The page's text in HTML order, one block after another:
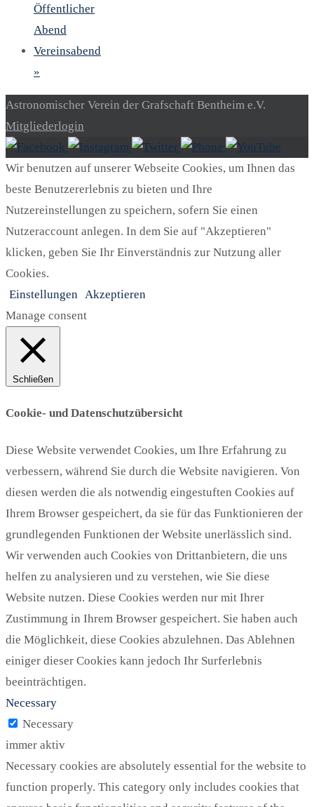
Öffentlicher
Abend
Vereinsabend
»
Astronomischer Verein der Grafschaft Bentheim e.V.
Mitgliederlogin
Wir benutzen auf unserer Webseite Cookies, um Ihnen das
beste Benutzererlebnis zu bieten und Ihre
Nutzereinstellungen zu speichern, sofern Sie einen
Nutzeraccount anlegen. In dem Sie auf "Akzeptieren"
klicken, geben Sie Ihr Einverständnis zur Nutzung aller
Cookies.
Einstellungen Akzeptieren
Manage consent
Schließen
Cookie- und Datenschutzübersicht
Diese Website verwendet Cookies, um Ihre Erfahrung zu
verbessern, während Sie durch die Website navigieren. Von
diesen werden die als notwendig eingestuften Cookies auf
Ihrem Browser gespeichert, da sie für das Funktionieren der
grundlegenden Funktionen der Website unerlässlich sind.
Wir verwenden auch Cookies von Drittanbietern, die uns
helfen zu analysieren und zu verstehen, wie Sie diese
Website nutzen. Diese Cookies werden nur mit Ihrer
Zustimmung in Ihrem Browser gespeichert. Sie haben auch
die Möglichkeit, diese Cookies abzulehnen. Das Ablehnen
einiger dieser Cookies kann jedoch Ihr Surferlebnis
beeinträchtigen.
Necessary
Necessary
immer aktiv
Necessary cookies are absolutely essential for the website to
function properly. This category only includes cookies that